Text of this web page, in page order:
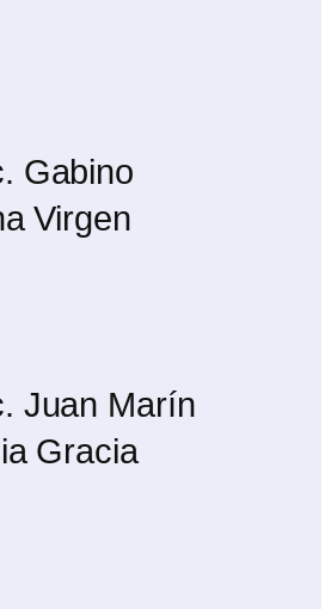
Gabino
Virgen
Juan Marín
Gracia